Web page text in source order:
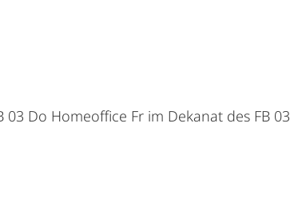
Do Homeoffice Fr im Dekanat des FB 03